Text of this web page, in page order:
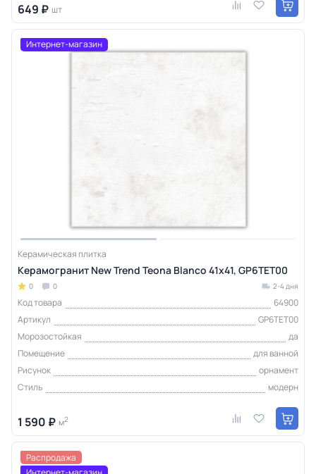
649 ₽ шт
Интернет-магазин
Керамическая плитка
Керамогранит New Trend Teona Blanco 41x41, GP6TET00
0 0 2-4 дня
Код товара
64900
Артикул
GP6TET00
Морозостойкая
да
Помещение
для ванной
Рисунок
орнамент
Стиль
модерн
1 590 ₽ м2
Распродажа